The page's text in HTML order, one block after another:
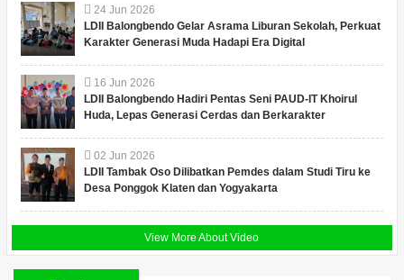
24 Jun 2026
LDII Balongbendo Gelar Asrama Liburan Sekolah, Perkuat
Karakter Generasi Muda Hadapi Era Digital
16 Jun 2026
LDII Balongbendo Hadiri Pentas Seni PAUD-IT Khoirul
Huda, Lepas Generasi Cerdas dan Berkarakter
02 Jun 2026
LDII Tambak Oso Dilibatkan Pemdes dalam Studi Tiru ke
Desa Ponggok Klaten dan Yogyakarta
View More About Video